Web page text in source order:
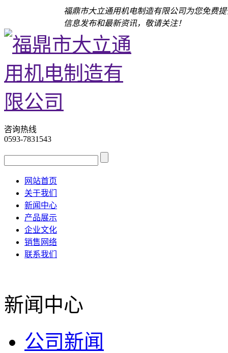
福鼎市大立通用机电制造有限公司为您免费
信息发布和最新资讯，敬请关注！
咨询热线
0593-7831543
网站首页
关于我们
新闻中心
产品展示
企业文化
销售网络
联系我们
新闻中心
公司新闻